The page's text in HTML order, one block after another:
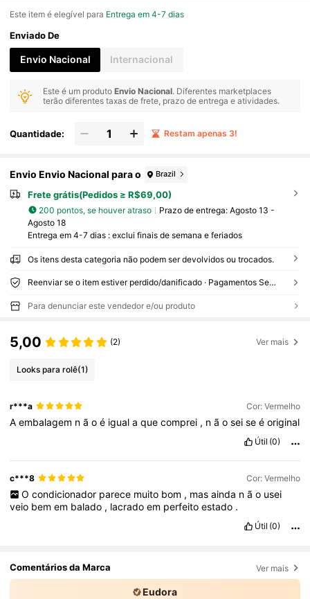
Este item é elegível para Entrega em 4-7 dias
Enviado De
Envio Nacional Internacional
Este é um produtoEnvio Nacional. Diferentes marketplaces
terão diferentes taxas de frete, prazo de entrega e atividades.
Quantidade: Restam apenas 3!
Envio Envio Nacional para o Brazil
Frete grátis(Pedidos ≥ R$69,00)
200 pontos, se houver atraso Prazo de entrega: Agosto 13 -
Agosto 18
Entrega em 4-7 dias : exclui finais de semana e feriados
Os itens desta categoria não podem ser devolvidos ou trocados.
Reenviar se o item estiver perdido/danificado · Pagamentos Seguros · Proteção de privacidade
Para denunciar este vendedor e/ou produto
5,00 (2) Ver mais
Looks para rolê(1)
r***a Cor: Vermelho
Aembalagem nãoé igualaquecomprei , nãoseiseéoriginal
Útil (0)
c***8 Cor: Vermelho
O condicionador parece muito bom , mas ainda n ã o usei
veio bemem balado , lacradoem perfeitoestado .
Útil (0)
Comentários da Marca Ver mais
Eudora